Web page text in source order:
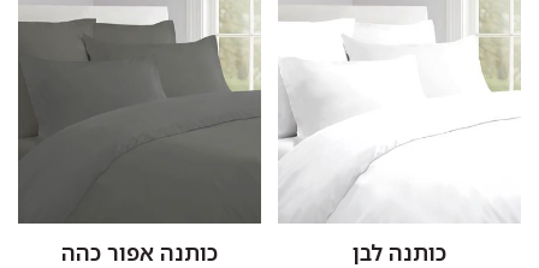
כותנה לבן כותנה אפור כהה